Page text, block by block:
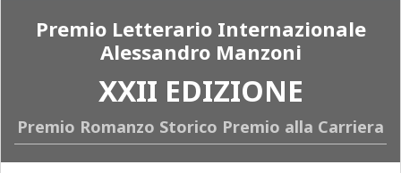
Premio Letterario Internazionale
Alessandro Manzoni
XXII EDIZIONE
Premio Romanzo Storico Premio alla Carriera